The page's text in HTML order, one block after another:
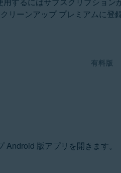
ーンアップ プレミアムに登
有料版
Android 版アプリを開きます。